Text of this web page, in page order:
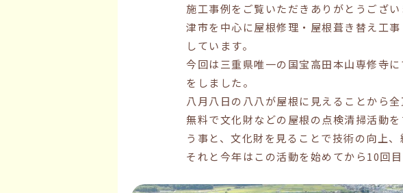
施工事例をご覧いただきありがとうござい
津市を中心に屋根修理・屋根葺き替え工
しています。
今回は三重県唯一の国宝高田本山専修寺
をしました。
八月八日の八八が屋根に見えることから
無料で文化財などの屋根の点検清掃活動
う事と、文化財を見ることで技術の向上
それと今年はこの活動を始めてから10回